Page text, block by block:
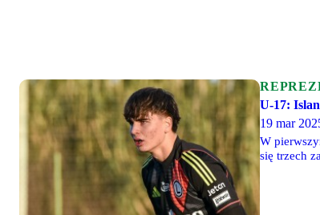
U-17:
19 mar
W
się trzech